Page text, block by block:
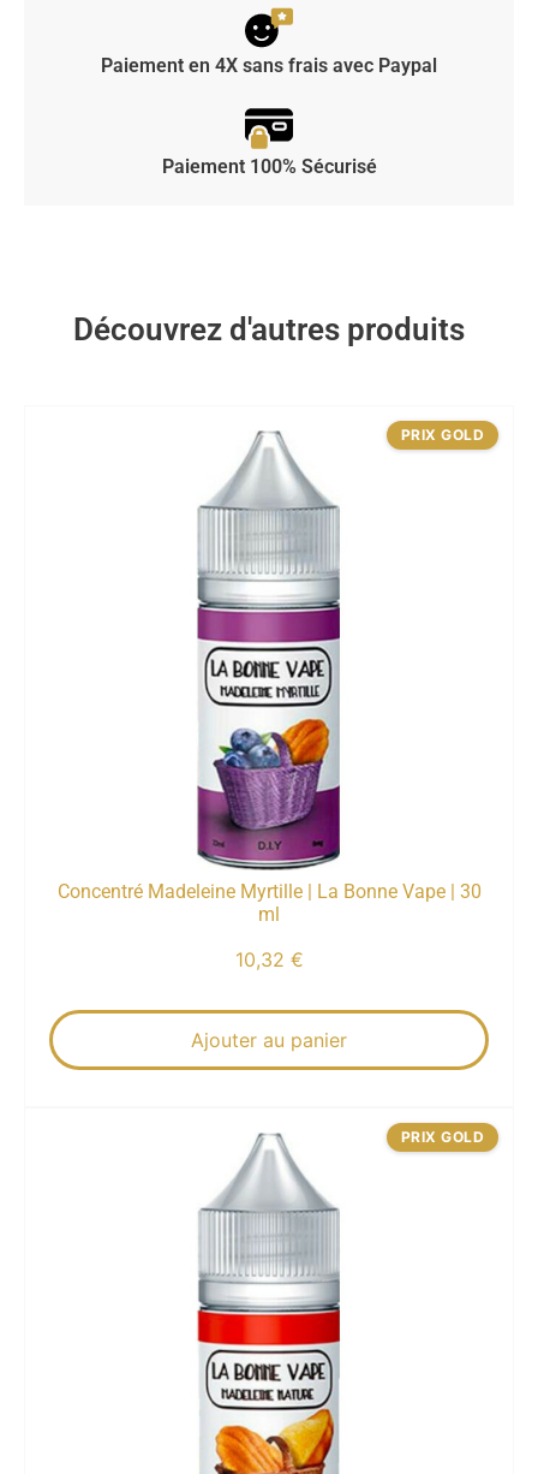
Paiement en 4X sans frais avec Paypal
Paiement 100% Sécurisé
Découvrez d'autres produits
Concentré Madeleine Myrtille | La Bonne Vape | 30
ml
10,32 €
Ajouter au panier
PRIX GOLD
PRIX GOLD